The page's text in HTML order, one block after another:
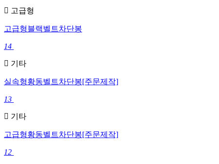
고급형
고급형블랙벨트차단봉
14
기타
실속형황동벨트차단봉[주문제작]
13
기타
고급형황동벨트차단봉[주문제작]
12